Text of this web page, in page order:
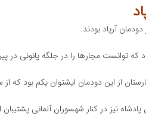
آرپاد بودند.
را در جلگه پانونی در پیرامون ۸۹۵ میلادی به زیر یک
از این دودمان ایشتوان یکم بود
نیز در کنار شهسوران آلمانی